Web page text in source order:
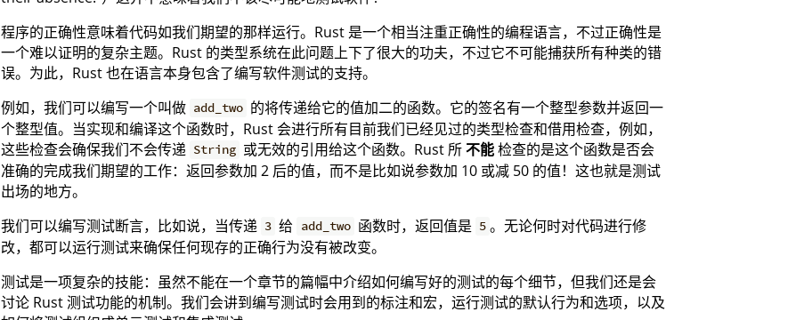
程序的正确性意味着代码如我们期望的那样运行。Rust 是一个相当注重正确性的编程语言，不过正确性是
一个难以证明的复杂主题。Rust 的类型系统在此问题上下了很大的功夫，不过它不可能捕获所有种类的错
误。为此，Rust 也在语言本身包含了编写软件测试的支持。
例如，我们可以编写一个叫做 add_two 的将传递给它的值加二的函数。它的签名有一个整型参数并返回一
个整型值。当实现和编译这个函数时，Rust 会进行所有目前我们已经见过的类型检查和借用检查，例如，
这些检查会确保我们不会传递 String 或无效的引用给这个函数。Rust 所不能检查的是这个函数是否会
准确的完成我们期望的工作：返回参数加 2 后的值，而不是比如说参数加 10 或减 50 的值！这也就是测试
出场的地方。
我们可以编写测试断言，比如说，当传递 3 给 add_two 函数时，返回值是 5 。无论何时对代码进行修
改，都可以运行测试来确保任何现存的正确行为没有被改变。
测试是一项复杂的技能：虽然不能在一个章节的篇幅中介绍如何编写好的测试的每个细节，但我们还是会
讨论 Rust 测试功能的机制。我们会讲到编写测试时会用到的标注和宏，运行测试的默认行为和选项，以及